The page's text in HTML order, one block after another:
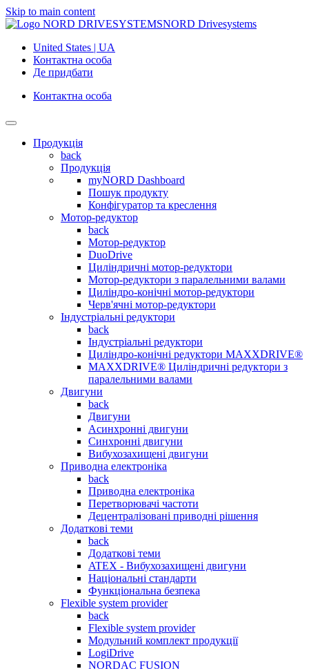
Skip to main content
NORD Drivesystems
United States | UA
Контактна особа
Де придбати
Контактна особа
Продукція
back
Продукція
myNORD Dashboard
Пошук продукту
Конфігуратор та креслення
Мотор-редуктор
back
Мотор-редуктор
DuoDrive
Циліндричні мотор-редуктори
Мотор-редуктори з паралельними валами
Циліндро-конічні мотор-редуктори
Черв'ячні мотор-редуктори
Індустріальні редуктори
back
Індустріальні редуктори
Циліндро-конічні редуктори MAXXDRIVE®
MAXXDRIVE® Циліндричні редуктори з
паралельними валами
Двигуни
back
Двигуни
Асинхронні двигуни
Синхронні двигуни
Вибухозахищені двигуни
Приводна електроніка
back
Приводна електроніка
Перетворювачі частоти
Децентралізовані приводні рішення
Додаткові теми
back
Додаткові теми
ATEX - Вибухозахищені двигуни
Національні стандарти
Функціональна безпека
Flexible system provider
back
Flexible system provider
Модульний комплект продукції
LogiDrive
NORDAC FUSION